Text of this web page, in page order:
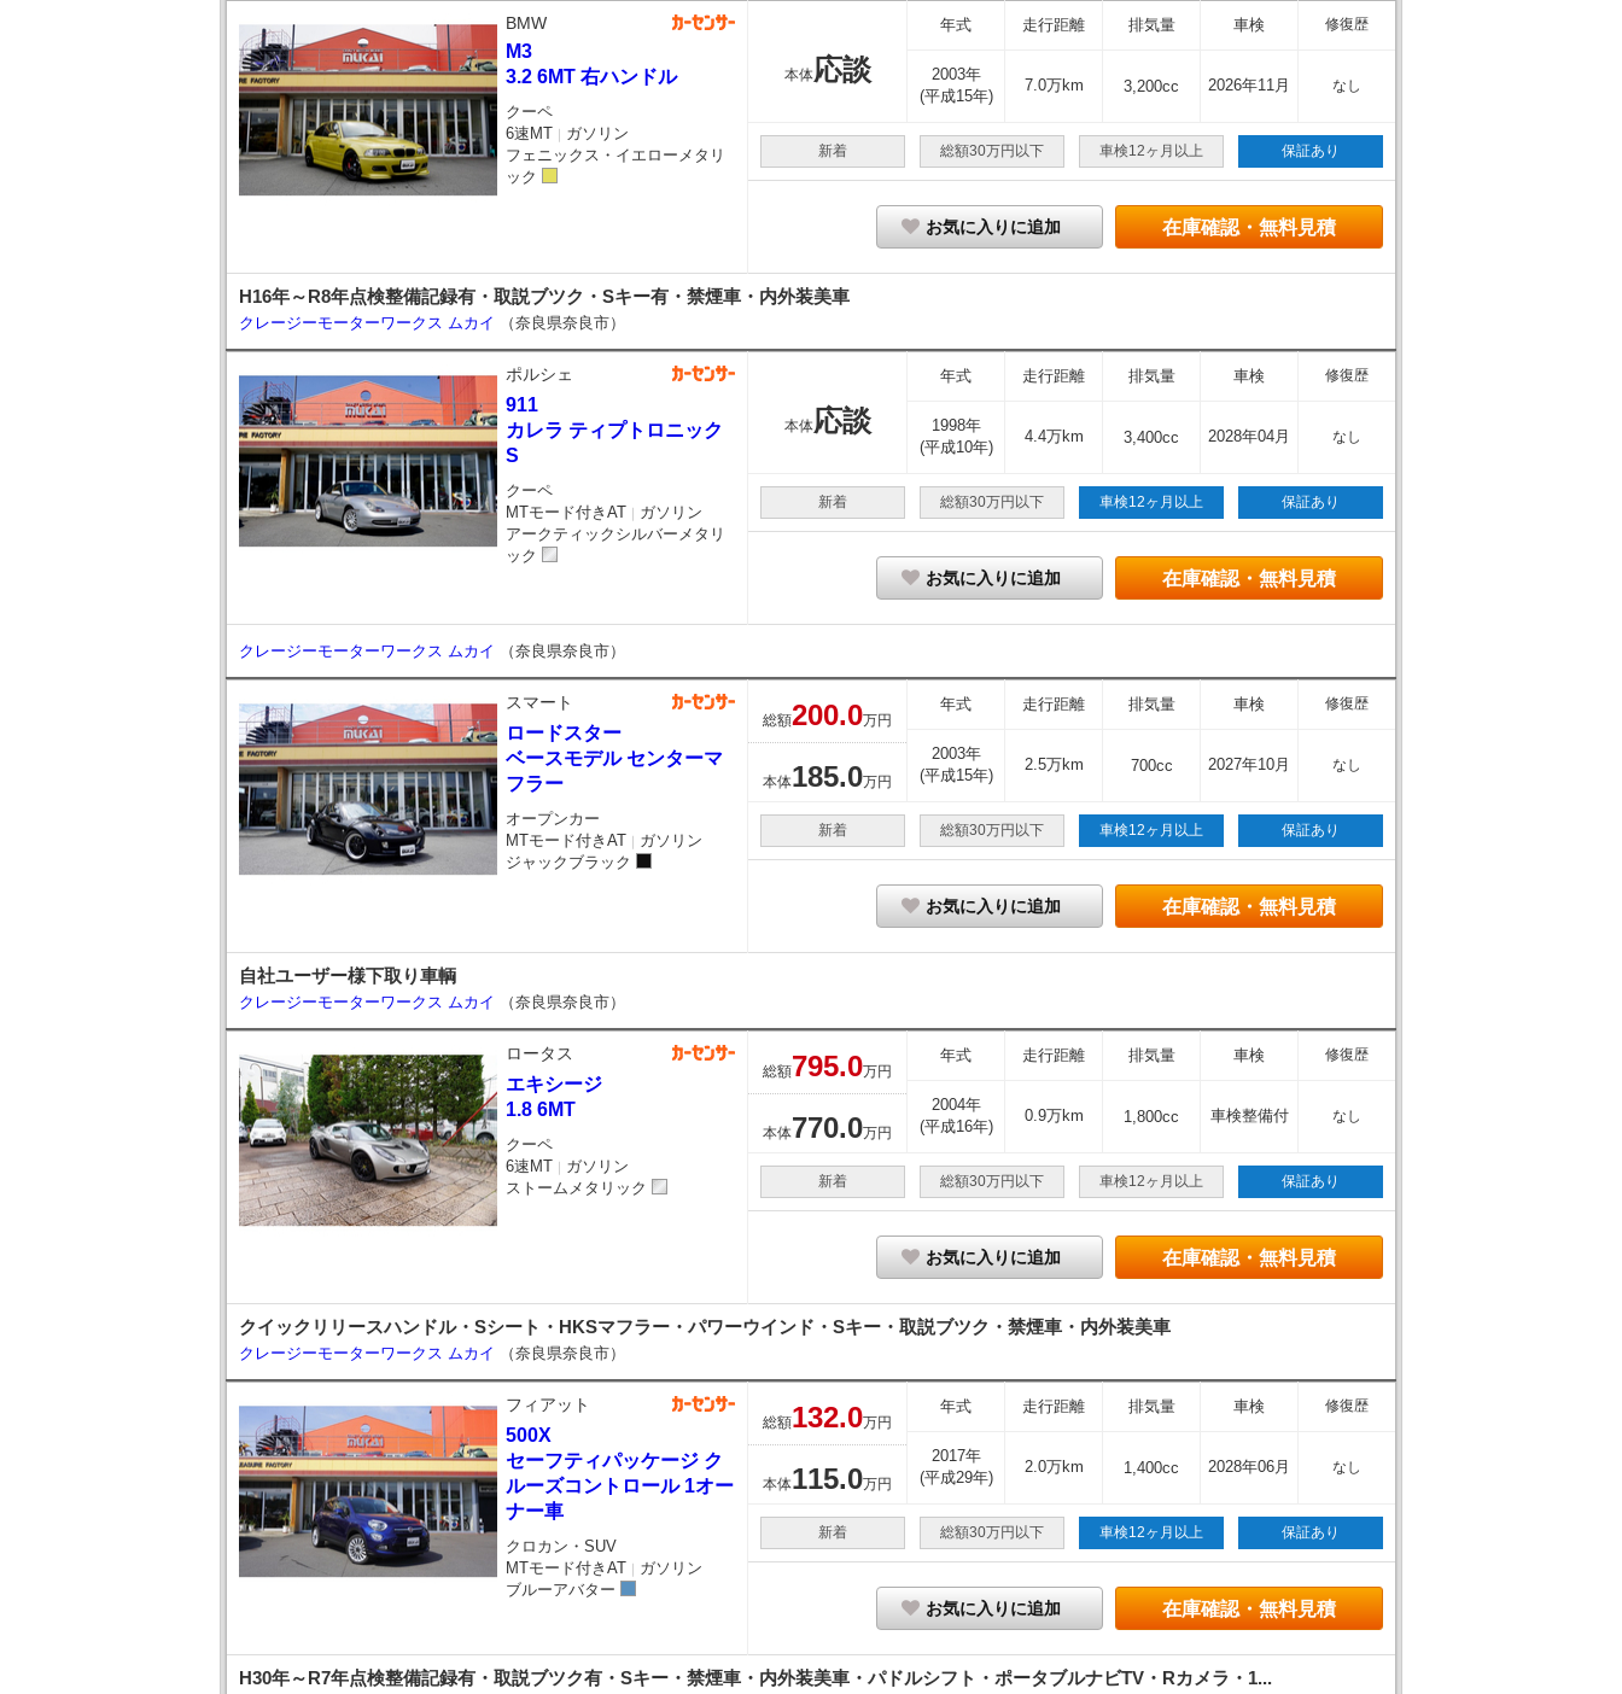
BMW
M3
3.2 6MT 右ハンドル
クーペ
6速MT ｜ ガソリン
フェニックス・イエローメタリ
ック
本体応談
年式 走行距離 排気量 車検 修復歴
2003年
(平成15年)
7.0万km 3,200cc 2026年11月 なし
新着 総額30万円以下 車検12ヶ月以上 保証あり
在庫確認・無料見積
お気に入りに追加
H16年～R8年点検整備記録有・取説ブツク・Sキー有・禁煙車・内外装美車
クレージーモーターワークス ムカイ （奈良県奈良市）
ポルシェ
911
カレラ ティプトロニック
S
クーペ
MTモード付きAT ｜ ガソリン
アークティックシルバーメタリ
ック
本体応談
年式 走行距離 排気量 車検 修復歴
1998年
(平成10年)
4.4万km 3,400cc 2028年04月 なし
新着 総額30万円以下 車検12ヶ月以上 保証あり
在庫確認・無料見積
お気に入りに追加
クレージーモーターワークス ムカイ （奈良県奈良市）
スマート
ロードスター
ベースモデル センターマ
フラー
オープンカー
MTモード付きAT ｜ ガソリン
ジャックブラック
総額200.0万円
本体185.0万円
年式 走行距離 排気量 車検 修復歴
2003年
(平成15年)
2.5万km 700cc 2027年10月 なし
新着 総額30万円以下 車検12ヶ月以上 保証あり
在庫確認・無料見積
お気に入りに追加
自社ユーザー様下取り車輌
クレージーモーターワークス ムカイ （奈良県奈良市）
ロータス
エキシージ
1.8 6MT
クーペ
6速MT ｜ ガソリン
ストームメタリック
総額795.0万円
本体770.0万円
年式 走行距離 排気量 車検 修復歴
2004年
(平成16年)
0.9万km 1,800cc 車検整備付 なし
新着 総額30万円以下 車検12ヶ月以上 保証あり
在庫確認・無料見積
お気に入りに追加
クイックリリースハンドル・Sシート・HKSマフラー・パワーウインド・Sキー・取説ブツク・禁煙車・内外装美車
クレージーモーターワークス ムカイ （奈良県奈良市）
フィアット
500X
セーフティパッケージ ク
ルーズコントロール 1オー
ナー車
クロカン・SUV
MTモード付きAT ｜ ガソリン
ブルーアバター
総額132.0万円
本体115.0万円
年式 走行距離 排気量 車検 修復歴
2017年
(平成29年)
2.0万km 1,400cc 2028年06月 なし
新着 総額30万円以下 車検12ヶ月以上 保証あり
在庫確認・無料見積
お気に入りに追加
H30年～R7年点検整備記録有・取説ブツク有・Sキー・禁煙車・内外装美車・パドルシフト・ポータブルナビTV・Rカメラ・1...